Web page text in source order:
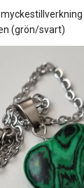
(grön/svart)